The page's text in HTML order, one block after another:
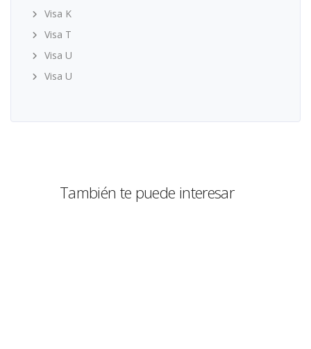
Visa K
Visa T
Visa U
Visa U
También te puede interesar